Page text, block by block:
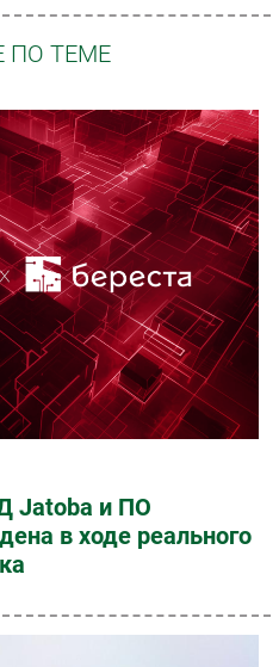
ПО ТЕМЕ
Jatoba и ПО
в ходе реального